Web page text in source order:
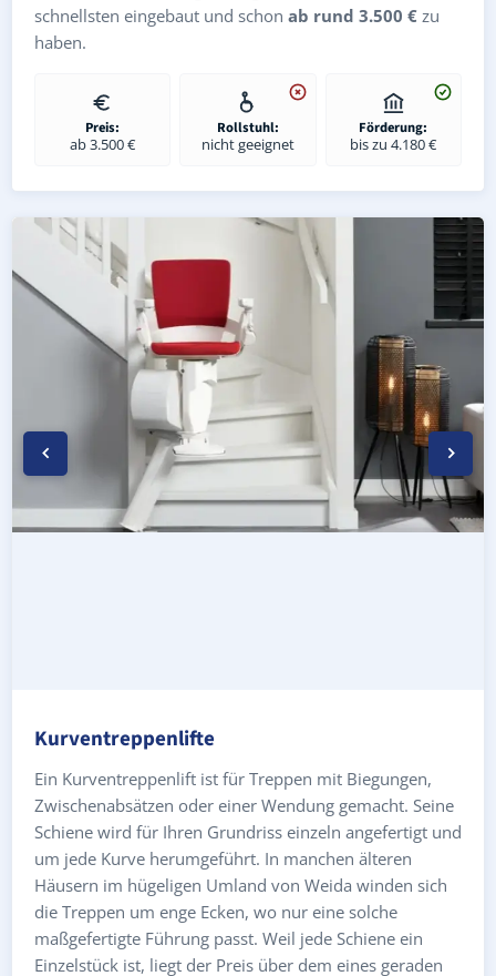
schnellsten eingebaut und schon ab rund 3.500 € zu
haben.
Preis:
ab 3.500 €
Rollstuhl:
nicht geeignet
Förderung:
bis zu 4.180 €
Kurven-Treppenlift in Steinsdorf (Landkreis Greiz) –
Geprüfter gebrauchter Kurventreppenlift in Steinsdorf
Preise & Angebote für Kurventreppenlifte in
Kurventreppenlifte
Ein Kurventreppenlift ist für Treppen mit Biegungen,
Zwischenabsätzen oder einer Wendung gemacht. Seine
Schiene wird für Ihren Grundriss einzeln angefertigt und
um jede Kurve herumgeführt. In manchen älteren
Häusern im hügeligen Umland von Weida winden sich
die Treppen um enge Ecken, wo nur eine solche
maßgefertigte Führung passt. Weil jede Schiene ein
Einzelstück ist, liegt der Preis über dem eines geraden